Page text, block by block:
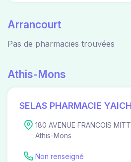
Arrancourt
Pas de pharmacies trouvées
Athis-Mons
SELAS PHARMACIE
180 AVENUE FRANCOIS
Athis-Mons
Non renseigné